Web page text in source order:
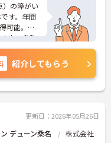
の障がい
す。年間
可能。産
方も多数
しながら
部勉強会
りサポー
ーへのキ
代まで幅広
祉の資格
築きたい
紹介してもらう
更新日：2026年05月26日
デューン桑名
株式会社